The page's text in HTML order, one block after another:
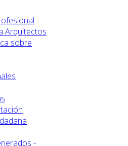
Arquitectos
sobre
-